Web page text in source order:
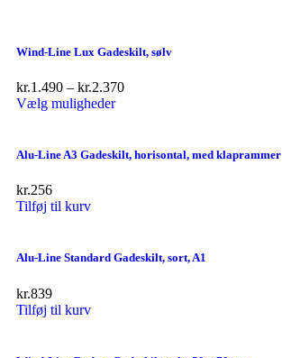
Wind-Line Lux Gadeskilt, sølv
kr.1.490 – kr.2.370
Vælg muligheder
Alu-Line A3 Gadeskilt, horisontal, med klaprammer
kr.256
Tilføj til kurv
Alu-Line Standard Gadeskilt, sort, A1
kr.839
Tilføj til kurv